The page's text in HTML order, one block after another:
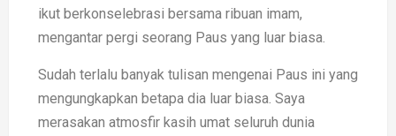
ikut berkonselebrasi bersama ribuan imam,
mengantar pergi seorang Paus yang luar biasa.
Sudah terlalu banyak tulisan mengenai Paus ini yang
mengungkapkan betapa dia luar biasa. Saya
merasakan atmosfir kasih umat seluruh dunia